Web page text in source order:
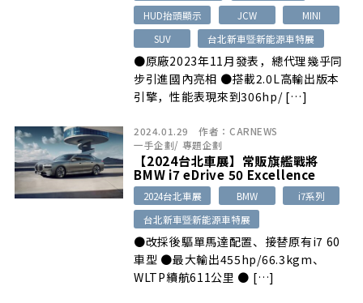
HUD抬頭顯示
JCW
MINI
SUV
台北新車暨新能源車特展
●原廠2023年11月發表，總代理幾乎同
步引進國內亮相 ●搭載2.0L高輸出版本
引擎，性能表現來到306hp/ […]
2024.01.29 作者： CARNEWS
一手企劃/ 專題企劃
【2024台北車展】常販旗艦戰將
BMW i7 eDrive 50 Excellence
2024台北車展 BMW
i7系列
台北新車暨新能源車特展
●改採後驅單馬達配置、接替原有i7 60
車型 ●最大輸出455hp/66.3kgm、
WLTP續航611公里 ● […]